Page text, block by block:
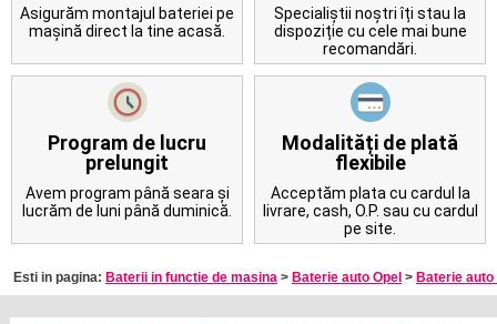
Contact
Asigurăm montajul bateriei pe
mașină direct la tine acasă.
Specialiștii noștri îți stau la
dispoziție cu cele mai bune
recomandări.
Program de lucru
prelungit
Avem program până seara și
lucrăm de luni până duminică.
Modalități de plată
flexibile
Acceptăm plata cu cardul la
livrare, cash, O.P. sau cu cardul
pe site.
Esti in pagina: Baterii in functie de masina > Baterie auto Opel > Baterie